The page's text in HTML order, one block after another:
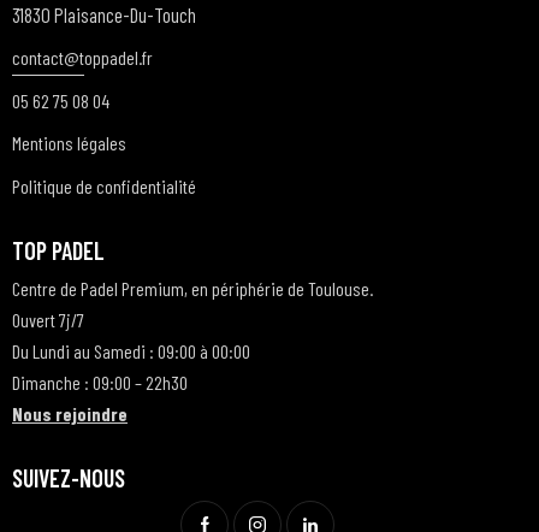
31830 Plaisance-Du-Touch
contact@toppadel.fr
05 62 75 08 04
Mentions légales
Politique de confidentialité
TOP PADEL
Centre de Padel Premium, en périphérie de Toulouse.
Ouvert 7j/7
Du Lundi au Samedi : 09:00 à 00:00
Dimanche : 09:00 – 22h30
Nous rejoindre
SUIVEZ-NOUS